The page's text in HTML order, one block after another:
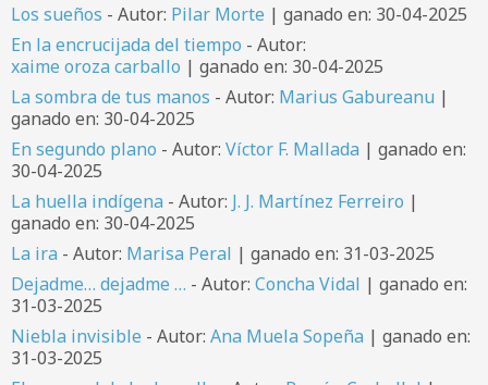
Los sueños - Autor: Pilar Morte | ganado en: 30-04-2025
En la encrucijada del tiempo - Autor:
xaime oroza carballo | ganado en: 30-04-2025
La sombra de tus manos - Autor: Marius Gabureanu |
ganado en: 30-04-2025
En segundo plano - Autor: Víctor F. Mallada | ganado en:
30-04-2025
La huella indígena - Autor: J. J. Martínez Ferreiro |
ganado en: 30-04-2025
La ira - Autor: Marisa Peral | ganado en: 31-03-2025
Dejadme… dejadme … - Autor: Concha Vidal | ganado en:
31-03-2025
Niebla invisible - Autor: Ana Muela Sopeña | ganado en:
31-03-2025